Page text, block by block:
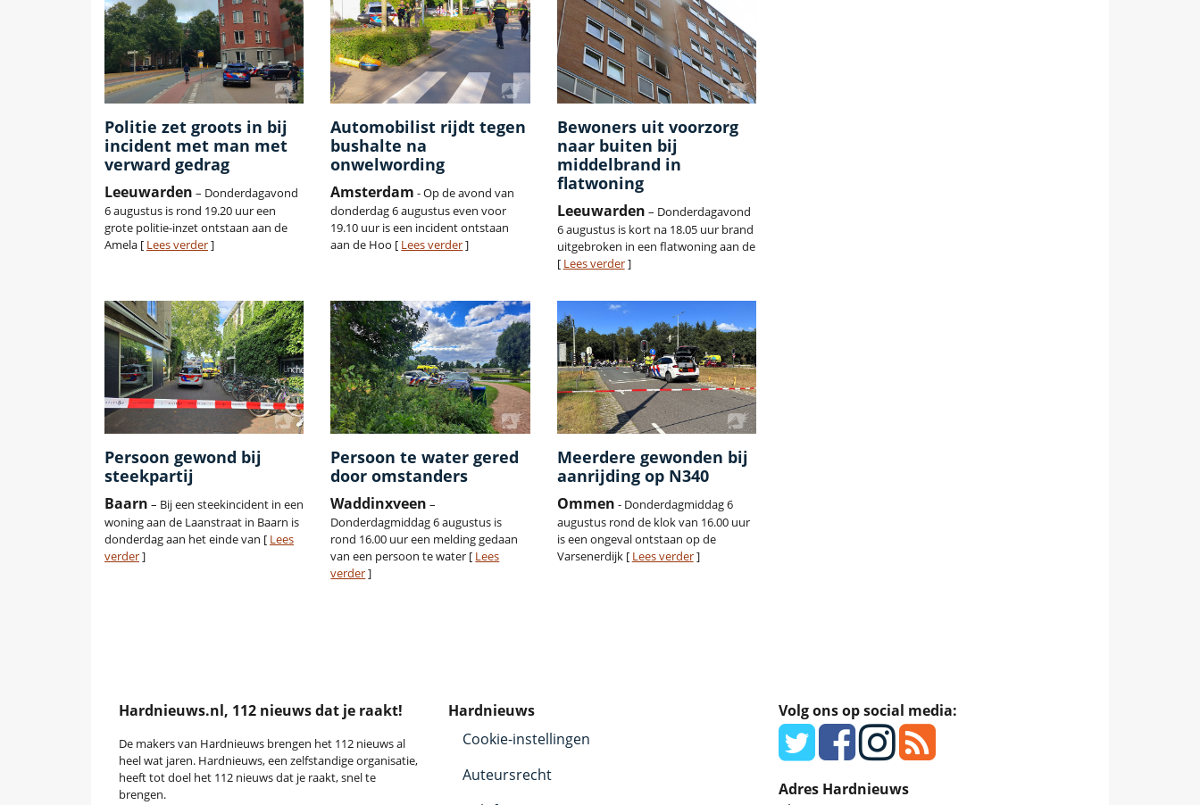
Politie zet groots in bij
incident met man met
verward gedrag
Leeuwarden – Donderdagavond
6 augustus is rond 19.20 uur een
grote politie-inzet ontstaan aan de
Amela [ Lees verder]
Automobilist rijdt tegen
bushalte na
onwelwording
Amsterdam - Op de avond van
donderdag 6 augustus even voor
19.10 uur is een incident ontstaan
aan de Hoo [ Lees verder]
Bewoners uit voorzorg
naar buiten bij
middelbrand in
flatwoning
Leeuwarden – Donderdagavond
6 augustus is kort na 18.05 uur brand
uitgebroken in een flatwoning aan de
[ Lees verder]
Persoon gewond bij
steekpartij
Baarn – Bij een steekincident in een
woning aan de Laanstraat in Baarn is
donderdag aan het einde van [ Lees
verder]
Persoon te water gered
door omstanders
Waddinxveen –
Donderdagmiddag 6 augustus is
rond 16.00 uur een melding gedaan
van een persoon te water [ Lees
verder]
Meerdere gewonden bij
aanrijding op N340
Ommen - Donderdagmiddag 6
augustus rond de klok van 16.00 uur
is een ongeval ontstaan op de
Varsenerdijk [ Lees verder]
Hardnieuws.nl, 112 nieuws dat je raakt!
De makers van Hardnieuws brengen het 112 nieuws al
heel wat jaren. Hardnieuws, een zelfstandige organisatie,
heeft tot doel het 112 nieuws dat je raakt, snel te
brengen.
Hardnieuws
Cookie-instellingen
Auteursrecht
Volg ons op social media:
Adres Hardnieuws